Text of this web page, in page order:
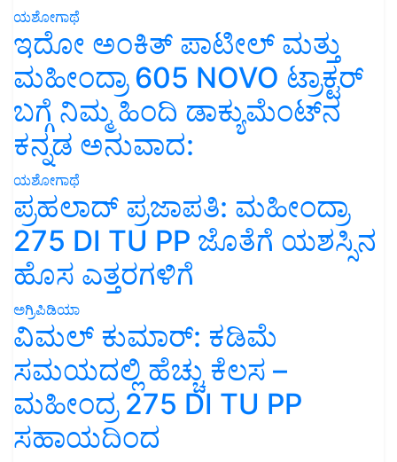
ಯಶೋಗಾಥೆ
ಇದೋ ಅಂಕಿತ್ ಪಾಟೀಲ್ ಮತ್ತು
ಮಹೀಂದ್ರಾ 605 NOVO ಟ್ರಾಕ್ಟರ್
ಬಗ್ಗೆ ನಿಮ್ಮ ಹಿಂದಿ ಡಾಕ್ಯುಮೆಂಟ್‌ನ
ಕನ್ನಡ ಅನುವಾದ:
ಯಶೋಗಾಥೆ
ಪ್ರಹಲಾದ್ ಪ್ರಜಾಪತಿ: ಮಹೀಂದ್ರಾ
275 DI TU PP ಜೊತೆಗೆ ಯಶಸ್ಸಿನ
ಹೊಸ ಎತ್ತರಗಳಿಗೆ
ಅಗ್ರಿಪಿಡಿಯಾ
ವಿಮಲ್ ಕುಮಾರ್: ಕಡಿಮೆ
ಸಮಯದಲ್ಲಿ ಹೆಚ್ಚು ಕೆಲಸ –
ಮಹೀಂದ್ರ 275 DI TU PP
ಸಹಾಯದಿಂದ